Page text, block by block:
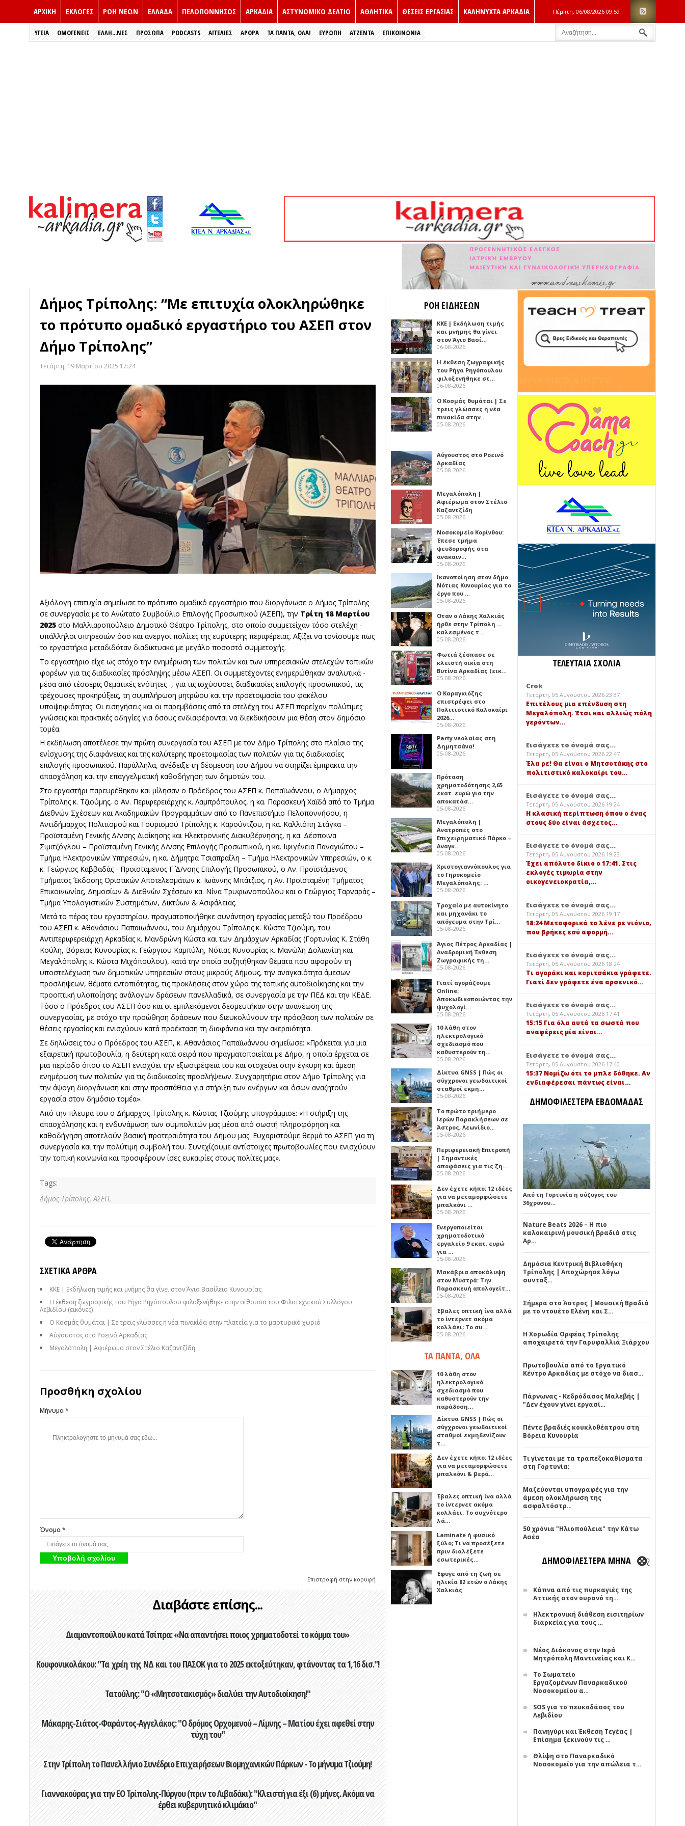
ΑΡΧΙΚΗ ΕΚΛΟΓΈΣ ΡΟΗ ΝΕΩΝ ΕΛΛΑΔΑ ΠΕΛΟΠΟΝΝΗΣΟΣ ΑΡΚΑΔΙΑ ΑΣΤΥΝΟΜΙΚΟ ΔΕΛΤΙΟ ΑΘΛΗΤΙΚΑ ΘΕΣΕΙΣ ΕΡΓΑΣΙΑΣ ΚΑΛΗΝΥΧΤΑ ΑΡΚΑΔΙΑ Πέμπτη, 06/08/2026 09:59
ΥΓΕΙΑ ΟΜΟΓΕΝΕΙΣ ΈΛΛΗ...ΝΕΣ ΠΡΌΣΩΠΑ PODCASTS ΑΓΓΕΛΙΕΣ ΑΡΘΡΑ ΤΑ ΠΑΝΤΑ, ΟΛΑ! ΕΥΡΏΠΗ ΑΤΖΕΝΤΑ ΕΠΙΚΟΙΝΩΝΙΑ
Δήμος Τρίπολης: “Με επιτυχία ολοκληρώθηκε
το πρότυπο ομαδικό εργαστήριο του ΑΣΕΠ στον
Δήμο Τρίπολης”
Τετάρτη, 19 Μαρτίου 2025 17:24
Αξιόλογη επιτυχία σημείωσε το πρότυπο ομαδικό εργαστήριο που διοργάνωσε ο Δήμος Τρίπολης
σε συνεργασία με το Ανώτατο Συμβούλιο Επιλογής Προσωπικού (ΑΣΕΠ), την Τρίτη 18 Μαρτίου
2025 στο Μαλλιαροπούλειο Δημοτικό Θέατρο Τρίπολης, στο οποίο συμμετείχαν τόσο στελέχη -
υπάλληλοι υπηρεσιών όσο και άνεργοι πολίτες της ευρύτερης περιφέρειας. Αξίζει να τονίσουμε πως
το εργαστήριο μεταδιδόταν διαδικτυακά με μεγάλο ποσοστό συμμετοχής.
Το εργαστήριο είχε ως στόχο την ενημέρωση των πολιτών και των υπηρεσιακών στελεχών τοπικών
φορέων για τις διαδικασίες πρόσληψης μέσω ΑΣΕΠ. Οι συμμετέχοντες ενημερώθηκαν αναλυτικά -
μέσα από τέσσερις θεματικές ενότητες -, για τις ισχύουσες διαδικασίες επιλογής προσωπικού, τις
τρέχουσες προκηρύξεις, τη συμπλήρωση μητρώου και την προετοιμασία του φακέλου
υποψηφιότητας. Οι εισηγήσεις και οι παρεμβάσεις από τα στελέχη του ΑΣΕΠ παρείχαν πολύτιμες
γνώσεις και πρακτικές οδηγίες για όσους ενδιαφέρονται να διεκδικήσουν μια θέση στον δημόσιο
τομέα.
Η εκδήλωση αποτέλεσε την πρώτη συνεργασία του ΑΣΕΠ με τον Δήμο Τρίπολης στο πλαίσιο της
ενίσχυσης της διαφάνειας και της καλύτερης προετοιμασίας των πολιτών για τις διαδικασίες
επιλογής προσωπικού. Παράλληλα, ανέδειξε τη δέσμευση του Δήμου να στηρίζει έμπρακτα την
απασχόληση και την επαγγελματική καθοδήγηση των δημοτών του.
Στο εργαστήρι παρευρέθηκαν και μίλησαν ο Πρόεδρος του ΑΣΕΠ κ. Παπαϊωάννου, ο Δήμαρχος
Τρίπολης κ. Τζιούμης, ο Αν. Περιφερειάρχης κ. Λαμπρόπουλος, η κα. Παρασκευή Χαϊδά από το Τμήμα
Διεθνών Σχέσεων και Ακαδημαϊκών Προγραμμάτων από το Πανεπιστήμιο Πελοποννήσου, η
Αντιδήμαρχος Πολιτισμού και Τουρισμού Τρίπολης κ. Καρούντζου, η κα. Καλλιόπη Στάγκα –
Προϊσταμένη Γενικής Δ/νσης Διοίκησης και Ηλεκτρονικής Διακυβέρνησης, η κα. Δέσποινα
Σιμιτζόγλου – Προϊσταμένη Γενικής Δ/νσης Επιλογής Προσωπικού, η κα. Ιφιγένεια Παναγιώτου –
Τμήμα Ηλεκτρονικών Υπηρεσιών, η κα. Δήμητρα Τσιαπραΐλη – Τμήμα Ηλεκτρονικών Υπηρεσιών, ο κ.
κ. Γεώργιος Καββαδάς - Προϊστάμενος Γ΄ Δ/νσης Επιλογής Προσωπικού, ο Αν. Προϊστάμενος
Τμήματος Έκδοσης Οριστικών Αποτελεσμάτων κ. Ιωάννης Μπάτζιος, η Αν. Προϊσταμένη Τμήματος
Επικοινωνίας, Δημοσίων & Διεθνών Σχέσεων κα. Νίνα Τρυφωνοπούλου και ο Γεώργιος Ταρναράς –
Τμήμα Υπολογιστικών Συστημάτων, Δικτύων & Ασφάλειας.
Μετά το πέρας του εργαστηρίου, πραγματοποιήθηκε συνάντηση εργασίας μεταξύ του Προέδρου
του ΑΣΕΠ κ. Αθανάσιου Παπαιωάννου, του Δημάρχου Τρίπολης κ. Κώστα Τζιούμη, του
Αντιπεριφερειάρχη Αρκαδίας κ. Μανδρώνη Κώστα και των Δημάρχων Αρκαδίας (Γορτυνίας Κ. Στάθη
Κούλη, Βόρειας Κυνουρίας κ. Γεώργιου Καμπύλη, Νότιας Κυνουρίας κ. Μανώλη Δολιανίτη και
Μεγαλόπολης κ. Κώστα Μιχόπουλου), κατά την οποία συζητήθηκαν θέματα που αφορούν τη
υποστελέχωση των δημοτικών υπηρεσιών στους μικρούς Δήμους, την αναγκαιότητα άμεσων
προσλήψεων, θέματα εντοπιότητας, τις προκλήσεις στον χώρο της τοπικής αυτοδιοίκησης και την
προοπτική υλοποίησης ανάλογων δράσεων πανελλαδικά, σε συνεργασία με την ΠΕΔ και την ΚΕΔΕ.
Τόσο ο Πρόεδρος του ΑΣΕΠ όσο και οι εμπλεκόμενοι δεσμευτήκαν στην ανανέωση της
συνεργασίας, με στόχο την προώθηση δράσεων που διευκολύνουν την πρόσβαση των πολιτών σε
θέσεις εργασίας και ενισχύουν κατά προέκταση τη διαφάνεια και την ακεραιότητα.
Σε δηλώσεις του ο Πρόεδρος του ΑΣΕΠ, κ. Αθανάσιος Παπαϊωάννου σημείωσε: «Πρόκειται για μια
εξαιρετική πρωτοβουλία, η δεύτερη κατά σειρά που πραγματοποιείται με Δήμο, η οποία έρχεται σε
μια περίοδο όπου το ΑΣΕΠ ενισχύει την εξωστρέφειά του και στοχεύει στην έγκυρη και άμεση
ενημέρωση των πολιτών για τις διαδικασίες προσλήψεων. Συγχαρητήρια στον Δήμο Τρίπολης για
την άψογη διοργάνωση και στην προσπάθεια για στήριξη των ανέργων και όσων αναζητούν
εργασία στον δημόσιο τομέα».
Από την πλευρά του ο Δήμαρχος Τρίπολης κ. Κώστας Τζιούμης υπογράμμισε: «Η στήριξη της
απασχόλησης και η ενδυνάμωση των συμπολιτών μας μέσα από σωστή πληροφόρηση και
καθοδήγηση αποτελούν βασική προτεραιότητα του Δήμου μας. Ευχαριστούμε θερμά το ΑΣΕΠ για τη
συνεργασία και την πολύτιμη συμβολή του. Συνεχίζουμε αντίστοιχες πρωτοβουλίες που ενισχύουν
την τοπική κοινωνία και προσφέρουν ίσες ευκαιρίες στους πολίτες μας».
Tags:
Δήμος Τρίπολης,ΑΣΕΠ,
ΣΧΕΤΙΚΆ ΆΡΘΡΑ
ΚΚΕ | Εκδήλωση τιμής και μνήμης θα γίνει στον Άγιο Βασίλειο Κυνουρίας
Η έκθεση ζωγραφικής του Ρήγα Ρηγόπουλου φιλοξενήθηκε στην αίθουσα του Φιλοτεχνικού Συλλόγου
Λεβιδίου (εικόνες)
Ο Κοσμάς θυμάται | Σε τρεις γλώσσες η νέα πινακίδα στην πλατεία για το μαρτυρικό χωριό
Αύγουστος στο Ροεινό Αρκαδίας
Μεγαλόπολη | Αφιέρωμα στον Στέλιο Καζαντζίδη
Προσθήκη σχολίου
Μήνυμα *
Όνομα *
Επιστροφή στην κορυφή
Διαβάστε επίσης...
Διαμαντοπούλου κατά Τσίπρα: «Να απαντήσει ποιος χρηματοδοτεί το κόμμα του»
Κουφονικολάκου: "Τα χρέη της ΝΔ και του ΠΑΣΟΚ για το 2025 εκτοξεύτηκαν, φτάνοντας τα 1,16 δισ."!
Τατούλης: "Ο «Μητσοτακισμός» διαλύει την Αυτοδιοίκηση!"
Μάκαρης-Σιάτος-Φαράντος-Αγγελάκος: "Ο δρόμος Ορχομενού – Λίμνης – Ματίου έχει αφεθεί στην
τύχη του"
Στην Τρίπολη το Πανελλήνιο Συνέδριο Επιχειρήσεων Βιομηχανικών Πάρκων - Το μήνυμα Τζιούμη!
Γιαννακούρας για την EO Τρίπολης-Πύργου (πριν το Λιβαδάκι): "Κλειστή για έξι (6) μήνες. Ακόμα να
έρθει κυβερνητικό κλιμάκιο"
ΡΟΗ ΕΙΔΗΣΕΩΝ
ΚΚΕ | Εκδήλωση τιμής
και μνήμης θα γίνει
στον Άγιο Βασί…
06-08-2026
Η έκθεση ζωγραφικής
του Ρήγα Ρηγόπουλου
φιλοξενήθηκε στ…
06-08-2026
Ο Κοσμάς θυμάται | Σε
τρεις γλώσσες η νέα
πινακίδα στην…
05-08-2026
Αύγουστος στο Ροεινό
Αρκαδίας
05-08-2026
Μεγαλόπολη |
Αφιέρωμα στον Στέλιο
Καζαντζίδη
05-08-2026
Νοσοκομείο Κορίνθου:
Έπεσε τμήμα
ψευδοροφής στα
ανακαιν…
05-08-2026
Ικανοποίηση στον δήμο
Νότιας Κυνουρίας για το
έργο που …
05-08-2026
Όταν ο Λάκης Χαλκιάς
ήρθε στην Τρίπολη ...
καλεσμένος τ…
05-08-2026
Φωτιά ξέσπασε σε
κλειστή οικία στη
Βυτίνα Αρκαδίας (εικ…
05-08-2026
Ο Καραγκιόζης
επιστρέφει στο
Πολιτιστικό Καλοκαίρι
2026…
05-08-2026
Party νεολαίας στη
Δημητσάνα!
05-08-2026
Πρόταση
χρηματοδότησης 2,65
εκατ. ευρώ για την
αποκατάσ…
05-08-2026
Μεγαλόπολη |
Ανατροπές στο
Επιχειρηματικό Πάρκο –
Αναγκ…
05-08-2026
Χριστογιαννόπουλος για
το Γηροκομείο
Μεγαλόπολης: …
05-08-2026
Τροχαίο με αυτοκίνητο
και μηχανάκι το
απόγευμα στην Τρί…
05-08-2026
Άγιος Πέτρος Αρκαδίας |
Αναδρομική Έκθεση
Ζωγραφικής τη…
05-08-2026
Γιατί αγοράζουμε
Online;
Αποκωδικοποιώντας την
ψυχολογί…
05-08-2026
10 λάθη στον
ηλεκτρολογικό
σχεδιασμό που
καθυστερούν τη…
05-08-2026
Δίκτυα GNSS | Πώς οι
σύγχρονοι γεωδαιτικοί
σταθμοί εκμη…
05-08-2026
Το πρώτο τριήμερο
Ιερών Παρακλήσεων σε
Άστρος, Λεωνίδιο…
05-08-2026
Περιφερειακή Επιτροπή
| Σημαντικές
αποφάσεις για τις ζη…
05-08-2026
Δεν έχετε κήπο; 12 ιδέες
για να μεταμορφώσετε
μπαλκόνι …
05-08-2026
Ενεργοποιείται
χρηματοδοτικό
εργαλείο 9 εκατ. ευρώ
για …
05-08-2026
Μακάβρια αποκάλυψη
στον Μυστρά: Την
Παρασκευή απολογείτ…
05-08-2026
Έβαλες οπτική ίνα αλλά
το ίντερνετ ακόμα
κολλάει; Το συ…
05-08-2026
ΤΑ ΠΑΝΤΑ, ΟΛΑ
10 λάθη στον
ηλεκτρολογικό
σχεδιασμό που
καθυστερούν την
παράδοση…
Δίκτυα GNSS | Πώς οι
σύγχρονοι γεωδαιτικοί
σταθμοί εκμηδενίζουν
τ…
Δεν έχετε κήπο; 12 ιδέες
για να μεταμορφώσετε
μπαλκόνι & βερά…
Έβαλες οπτική ίνα αλλά
το ίντερνετ ακόμα
κολλάει; Το συχνότερο
λά…
Laminate ή φυσικό
ξύλο; Τι να προσέξετε
πριν διαλέξετε
εσωτερικές…
Έφυγε από τη ζωή σε
ηλικία 82 ετών ο Λάκης
Χαλκιάς
ΤΕΛΕΥΤΑΙΑ ΣΧΟΛΙΑ
Crok
Τετάρτη, 05 Αυγούστου 2026 23:37
Επιτέλους μια επένδυση στη
Μεγαλόπολη. Έτσι και αλλιώς πόλη
γερόντων…
Εισάγετε το όνομά σας...
Τετάρτη, 05 Αυγούστου 2026 22:47
Έλα ρε! Θα είναι ο Μητσοτάκης στο
πολιτιστικό καλοκαίρι του…
Εισάγετε το όνομά σας...
Τετάρτη, 05 Αυγούστου 2026 19:24
Η κλασική περίπτωση όπου ο ένας
στους δύο είναι άσχετος…
Εισάγετε το όνομά σας...
Τετάρτη, 05 Αυγούστου 2026 19:23
Έχει απόλυτο δίκιο ο 17:41. Στις
εκλογές τιμωρία στην
οικογενειοκρατία,…
Εισάγετε το όνομά σας...
Τετάρτη, 05 Αυγούστου 2026 19:17
18:24 Μεταφορικά το λένε ρε νιόνιο,
που βρήκες εσύ αφορμή…
Εισάγετε το όνομά σας...
Τετάρτη, 05 Αυγούστου 2026 18:24
Τι αγοράκι και κοριτσάκια γράφετε.
Γιατί δεν γράφετε ένα αρσενικό…
Εισάγετε το όνομά σας...
Τετάρτη, 05 Αυγούστου 2026 17:41
15:15 Για όλα αυτά τα σωστά που
αναφέρεις μία είναι…
Εισάγετε το όνομά σας...
Τετάρτη, 05 Αυγούστου 2026 17:40
15:37 Νομίζω ότι το μπλε δόθηκε. Αν
ενδιαφέρεσαι πάντως είναι…
ΔΗΜΟΦΙΛΕΣΤΕΡΑ ΕΒΔΟΜΑΔΑΣ
Από τη Γορτυνία η σύζυγος του
36χρονου…
Nature Beats 2026 – Η πιο
καλοκαιρινή μουσική βραδιά στις
Αρ…
Δημόσια Κεντρική Βιβλιοθήκη
Τρίπολης | Αποχώρησε λόγω
συνταξ…
Σήμερα στο Άστρος | Μουσική Βραδιά
με το ντουέτο Ελένη και Σ…
Η Χορωδία Ορφέας Τρίπολης
αποχαιρετά την Γαρυφαλλιά Ξιάρχου
Πρωτοβουλία από το Εργατικό
Κέντρο Αρκαδίας με στόχο να διασ…
Πάρνωνας - Κεδρόδασος Μαλεβής |
"Δεν έχουν γίνει εργασί…
Πέντε βραδιές κουκλοθέατρου στη
Βόρεια Κυνουρία
Τι γίνεται με τα τραπεζοκαθίσματα
στη Γορτυνία;
Μαζεύονται υπογραφές για την
άμεση ολοκλήρωση της
ασφαλτόστρ…
50 χρόνια "Ηλιοπούλεια" την Κάτω
Ασέα
ΔΗΜΟΦΙΛΕΣΤΕΡΑ ΜΗΝΑ
Κάπνα από τις πυρκαγιές της
Αττικής στον ουρανό τη…
Ηλεκτρονική διάθεση εισιτηρίων
διαρκείας για τους …
Νέος Διάκονος στην Ιερά
Μητρόπολη Μαντινείας και Κ…
Το Σωματείο
Εργαζομένων Παναρκαδικού
Νοσοκομείου α…
SOS για το πευκοδάσος του
Λεβιδίου
Πανηγύρι και Έκθεση Τεγέας |
Επίσημα ξεκινούν τις …
Θλίψη στο Παναρκαδικό
Νοσοκομείο για την απώλεια τ…